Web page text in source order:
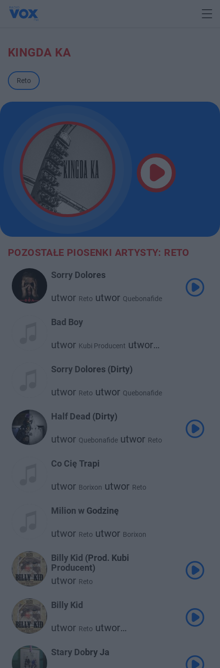
KINGDA KA
Reto
POZOSTAŁE PIOSENKI ARTYSTY: RETO
Sorry Dolores
utwor Reto utwor Quebonafide
Bad Boy
utwor Kubi Producent utwor
Sorry Dolores (Dirty)
utwor Reto utwor Quebonafide
Half Dead (Dirty)
utwor Quebonafide utwor Reto
Co Cię Trapi
utwor Borixon utwor Reto
Milion w Godzinę
utwor Reto utwor Borixon
Billy Kid (Prod. Kubi
Producent)
utwor Reto
Billy Kid
utwor Reto utwor
Stary Dobry Ja